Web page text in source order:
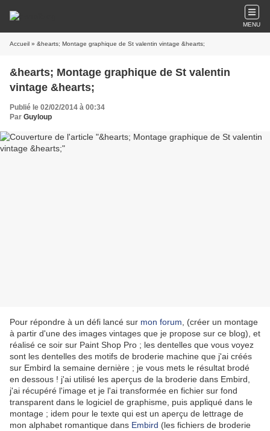
MENU
Accueil » &hearts; Montage graphique de St valentin vintage &hearts;
&hearts; Montage graphique de St valentin
vintage &hearts;
Publié le 02/02/2014 à 00:34
Par Guyloup
Pour répondre à un défi lancé sur mon forum , (créer un montage
à partir d'une des images vintages que je propose sur ce blog), et
réalisé ce soir sur Paint Shop Pro ; les dentelles que vous voyez
sont les dentelles des motifs de broderie machine que j'ai créés
sur Embird la semaine dernière ; je vous mets le résultat brodé
en dessous ! j'ai utilisé les aperçus de la broderie dans Embird,
j'ai récupéré l'image et je l'ai transformée en fichier sur fond
transparent dans le logiciel de graphisme, puis appliqué dans le
montage ; idem pour le texte qui est un aperçu de lettrage de
mon alphabet romantique dans Embird (les fichiers de broderie